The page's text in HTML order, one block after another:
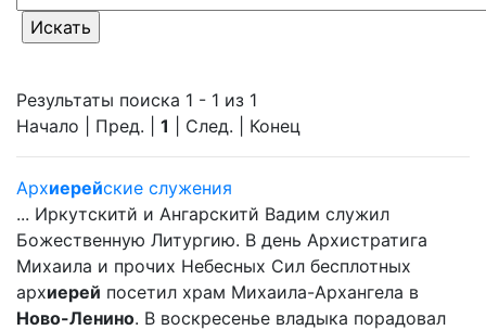
Результаты поиска 1 - 1 из 1
Начало | Пред. | 1 | След. | Конец
Архиерейские служения
... Иркутскитй и Ангарскитй Вадим служил
Божественную Литургию. В день Архистратига
Михаила и прочих Небесных Сил бесплотных
архиерей посетил храм Михаила-Архангела в
Ново-Ленино. В воскресенье владыка порадовал